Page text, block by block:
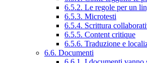
6.5.2. Le regole per un
6.5.3. Microtesti
6.5.4. Scrittura
6.5.5. Content critique
6.5.6. Traduzione e
6.6. Documenti